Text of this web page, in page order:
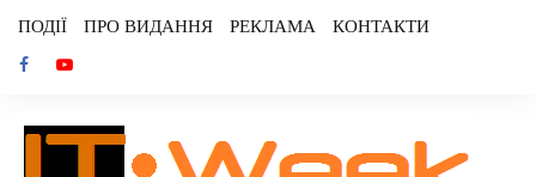
content
ПОДІЇ ПРО ВИДАННЯ РЕКЛАМА КОНТАКТИ